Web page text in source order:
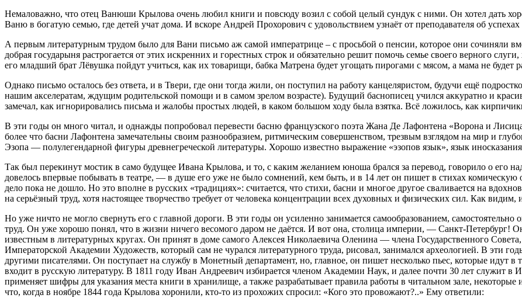
Немаловажно, что отец Ванюши Крылова очень любил книги и повсюду возил с собой целый сундук с ними. Он хотел дать
Ваню в богатую семью, где детей учат дома. И вскоре Андрей Прохорович с удовольствием узнаёт от преподавателя об
А первым литературным трудом было для Вани письмо аж самой императрице – с просьбой о пенсии, которое они сочиняли
добрая государыня растрогается от этих искренних и горестных строк и обязательно решит помочь семье своего верного
его младший брат Лёвушка пойдут учиться, как их товарищи, бабка Матрена будет угощать пирогами с мясом, а мама не будет
Однако письмо осталось без ответа, и в Твери, где они тогда жили, он поступил на работу канцеляристом, будучи ещё
нашим акселератам, ждущим родительской помощи и в самом зрелом возрасте). Будущий баснописец учился аккуратно и
замечал, как игнорировались письма и жалобы простых людей, в каком большом ходу была взятка. Всё ложилось, как
В эти годы он много читал, и однажды попробовал перевести басню французского поэта Жана Де Лафонтена «Ворона и
более что басни Лафонтена замечательны своим разнообразием, ритмическим совершенством, трезвым взглядом на мир и
Эзопа — полулегендарной фигуры древнегреческой литературы. Хорошо известно выражение «эзопов язык», язык
Так был перекинут мостик в само будущее Ивана Крылова, и то, с каким желанием юноша брался за перевод, говорило о его
довелось впервые побывать в театре, — в душе его уже не было сомнений, кем быть, и в 14 лет он пишет в стихах
дело пока не дошло. Но это вполне в русских «традициях»: считается, что стихи, басни и многое другое сваливается на
на серьёзный труд, хотя настоящее творчество требует от человека концентрации всех духовных и физических сил. Как
Но уже ничто не могло свернуть его с главной дороги. В эти годы он усиленно занимается самообразованием,
труд. Он уже хорошо понял, что в жизни ничего весомого даром не даётся. И вот она, столица империи, — Санкт-Петербург!
известным в литературных кругах. Он принят в доме самого Алексея Николаевича Оленина — члена Государственного
Императорской Академии Художеств, который сам не чурался литературного труда, рисовал, занимался археологией. В эти
другими писателями. Он поступает на службу в Монетный департамент, но, главное, он пишет несколько пьес, которые идут в
входит в русскую литературу. В 1811 году Иван Андреевич избирается членом Академии Наук, и далее почти 30 лет служит в
применяет шифры для указания места книги в хранилище, а также разрабатывает правила работы в читальном зале,
что, когда в ноябре 1844 года Крылова хоронили, кто-то из прохожих спросил: «Кого это провожают?..» Ему ответили: